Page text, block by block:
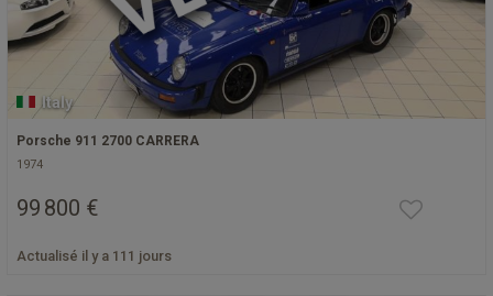
Italy
Porsche 911 2700 CARRERA
1974
99 800 €
Actualisé il y a 111 jours